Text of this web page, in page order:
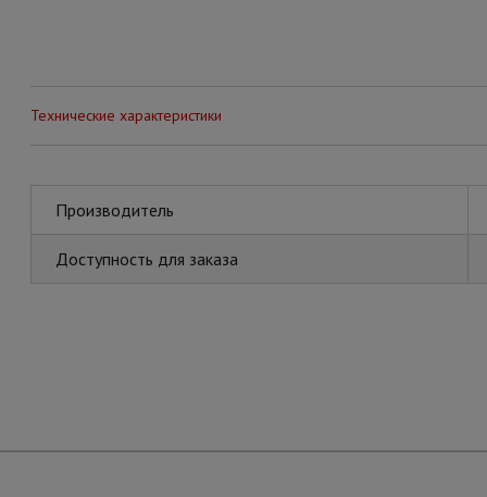
Технические характеристики
Производитель
Доступность для заказа